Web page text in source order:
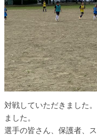
対戦していただきました
ました。
選手の皆さん、保護者、